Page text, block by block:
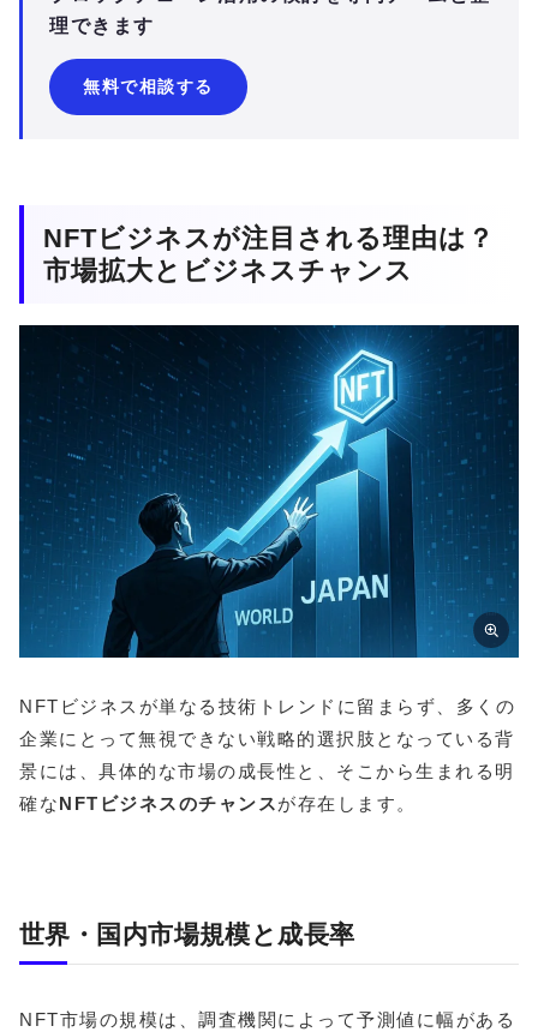
理できます
無料で相談する
NFTビジネスが注目される理由は？
市場拡大とビジネスチャンス
NFTビジネスが単なる技術トレンドに留まらず、多くの
企業にとって無視できない戦略的選択肢となっている背
景には、具体的な市場の成長性と、そこから生まれる明
確なNFTビジネスのチャンスが存在します。
世界・国内市場規模と成長率
NFT市場の規模は、調査機関によって予測値に幅がある